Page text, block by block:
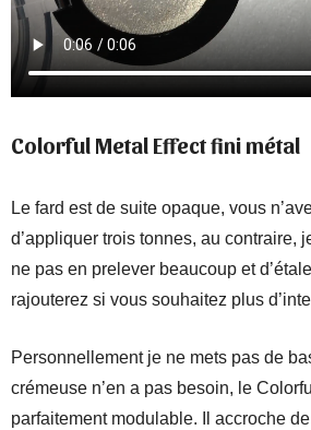
Colorful Metal Effectfini métal
Le fard est de suite opaque, vous
d’appliquer trois tonnes, au contraire,
ne pas en prelever beaucoup et
rajouterez si vous souhaitez plus
Personnellement je ne mets pas de
crémeuse n’en a pas besoin, le
parfaitement modulable. Il accroche